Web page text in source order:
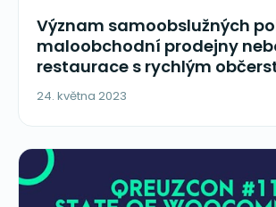
Význam samoobslužných
maloobchodní prodejny
restaurace s rychlým
24. května 2023